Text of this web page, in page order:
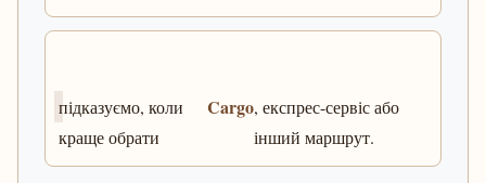
підказуємо, коли
краще обрати
Cargo, експрес-сервіс або
інший маршрут.